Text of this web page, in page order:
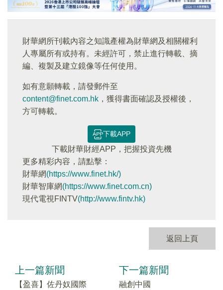
財華網所刊載內容之知識產權為財華網及相關權利
人專屬所有或持有。未經許可，禁止進行轉載、摘
編、複製及建立鏡像等任何使用。
如有意願轉載，請發郵件至
content@finet.com.hk ，獲得書面確認及授權後，
方可轉載。
下載APP
下載財華財經APP，把握投資先機
更多精彩内容，請點擊：
財華網(https://www.finet.hk/)
財華智庫網(https://www.finet.com.cn)
現代電視FINTV(http://www.fintv.hk)
返回上頁
上一篇新聞
【盈喜】佐丹奴國際
下一篇新聞
融創中國